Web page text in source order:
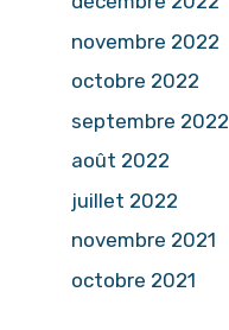
novembre 2022
octobre 2022
septembre 2022
août 2022
juillet 2022
novembre 2021
octobre 2021